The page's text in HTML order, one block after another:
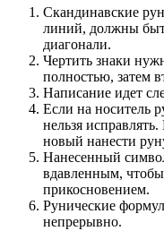
Скандинавские
линий, должны
диагонали.
Чертить знаки
полностью, затем
Написание идет
Если на носитель
нельзя
новый нанести
Нанесенный
вдавленным,
прикосновением.
Рунические
непрерывно.